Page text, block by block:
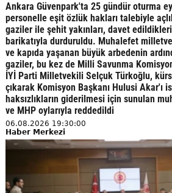
Ankara Güvenpark'ta 25 gündür oturma
personelle eşit özlük hakları talebiyle
gaziler ile şehit yakınları, davet
barikatıyla durduruldu. Muhalefet
ve kapıda yaşanan büyük arbedenin
gaziler, bu kez de Milli Savunma
İYİ Parti Milletvekili Selçuk Türkoğlu,
çıkarak Komisyon Başkanı Hulusi Akar'ı
haksızlıkların giderilmesi için sunulan
ve MHP oylarıyla reddedildi
06.08.2026 19:30:00
Haber Merkezi